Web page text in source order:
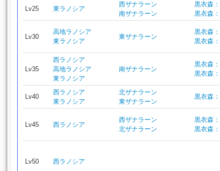
Lv25 東ラノシア
西ザナラーン
南ザナラーン
黒衣森
黒衣森
Lv30
高地ラノシア
東ラノシア
東ザナラーン
黒衣森
黒衣森
Lv35
西ラノシア
高地ラノシア
東ラノシア
南ザナラーン
黒衣森
黒衣森
Lv40
西ラノシア
東ラノシア
北ザナラーン
東ザナラーン
黒衣森
Lv45 西ラノシア
西ザナラーン
北ザナラーン
黒衣森
黒衣森
Lv50 西ラノシア